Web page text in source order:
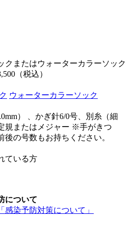
クまたはウォーターカラーソック
（税込）
ウォーターカラーソック
） 、かぎ針6/0号、別糸（細
規またはメジャー ※手がきつ
の号数もお持ちください。
ている方
について
染予防対策について」